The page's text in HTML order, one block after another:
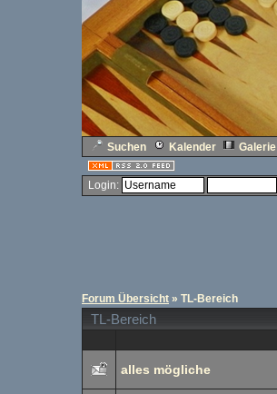
Suchen Kalender Galerie
Login:
Forum Übersicht » TL-Bereich
TL-Bereich
alles mögliche